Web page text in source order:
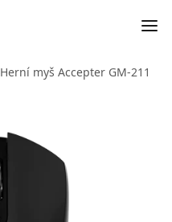
Herní myš Accepter GM-211